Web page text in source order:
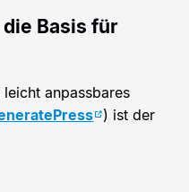
Basis für
anpassbares
) ist der